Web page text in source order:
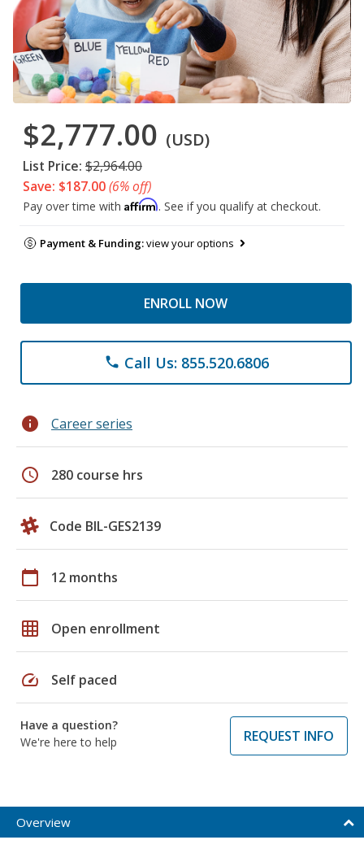
$2,777.00 (USD)
List Price: $2,964.00
Save: $187.00(6% off)
Pay over time with Affirm. See if you qualify at checkout.
Payment & Funding:view your options
ENROLL NOW
phone Call Us: 855.520.6806
info Career series
schedule 280 course hrs
Code BIL-GES2139
calendar_today 12 months
grid_on Open enrollment
speed Self paced
Have a question?
We're here to help
REQUEST INFO
Overview